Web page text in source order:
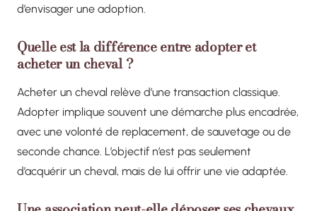
d’envisager une adoption.
Quelle est la différence entre adopter et
acheter un cheval ?
Acheter un cheval relève d’une transaction classique.
Adopter implique souvent une démarche plus encadrée,
avec une volonté de replacement, de sauvetage ou de
seconde chance. L’objectif n’est pas seulement
d’acquérir un cheval, mais de lui offrir une vie adaptée.